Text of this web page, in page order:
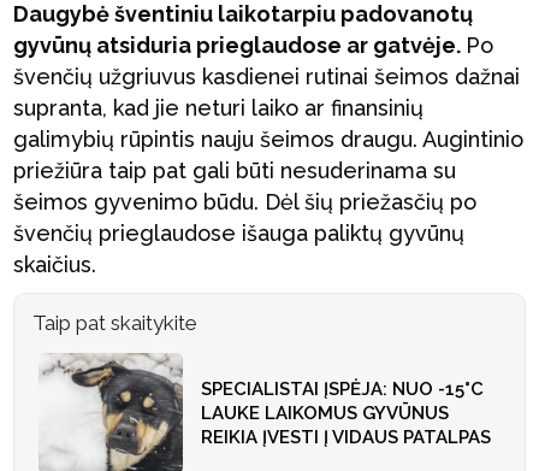
Daugybė šventiniu laikotarpiu padovanotų
gyvūnų atsiduria prieglaudose ar gatvėje. Po
švenčių užgriuvus kasdienei rutinai šeimos dažnai
supranta, kad jie neturi laiko ar finansinių
galimybių rūpintis nauju šeimos draugu. Augintinio
priežiūra taip pat gali būti nesuderinama su
šeimos gyvenimo būdu. Dėl šių priežasčių po
švenčių prieglaudose išauga paliktų gyvūnų
skaičius.
Taip pat skaitykite
SPECIALISTAI ĮSPĖJA: NUO -15°C
LAUKE LAIKOMUS GYVŪNUS
REIKIA ĮVESTI Į VIDAUS PATALPAS